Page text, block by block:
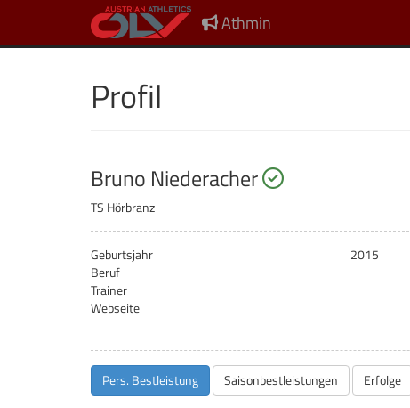
Athmin
Profil
Bruno Niederacher startberechtigt
TS Hörbranz
Geburtsjahr
2015
Beruf
Trainer
Webseite
Pers. Bestleistung Saisonbestleistungen Erfolge